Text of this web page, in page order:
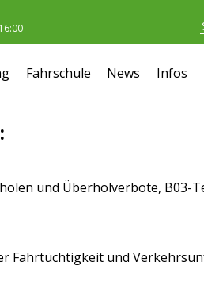
Fahrschule News Infos
und Überholverbote, B03-
Fahrtüchtigkeit und